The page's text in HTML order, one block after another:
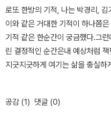
교수이면서 교무처장이신 이진
할 때 나의 미래를 내다보면서 격려
야, 운동을 잘하는 것도 좋지만 큰
대학원에 진학해서 학위를 얻어
생길 것이다.” - 이만기, <길을 열어 주신 분>
의 한순간은 한 사람의 인생길을
가치를 알아봐 주는 사람과의 만남
로또 한방의 기적, 나는 박경리,
이와 같은 거대한 기적이 하나쯤
기적 같은 한순간이 궁금했다.그
린 결정적인 순간은내 예상처럼
지긋지긋하게 여기는 삶을 충실하
의 기적이 다르지만 그들이 이야
수 있을 만큼소소한 기적이었다.
공감 (1) 댓글 (0)